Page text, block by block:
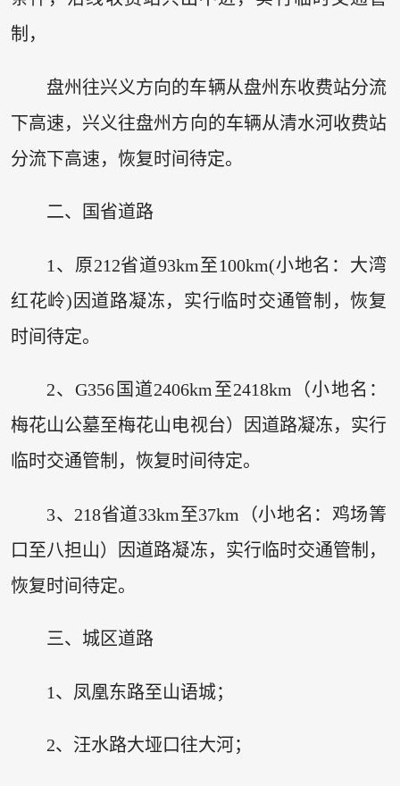
制，
盘州往兴义方向的车辆从盘州东收费站分流
下高速，兴义往盘州方向的车辆从清水河收费站
分流下高速，恢复时间待定。
二、国省道路
1、原212省道93km至100km(小地名：大湾
红花岭)因道路凝冻，实行临时交通管制，恢复
时间待定。
2、G356国道2406km至2418km（小地名：
梅花山公墓至梅花山电视台）因道路凝冻，实行
临时交通管制，恢复时间待定。
3、218省道33km至37km（小地名：鸡场箐
口至八担山）因道路凝冻，实行临时交通管制，
恢复时间待定。
三、城区道路
1、凤凰东路至山语城；
2、汪水路大垭口往大河；